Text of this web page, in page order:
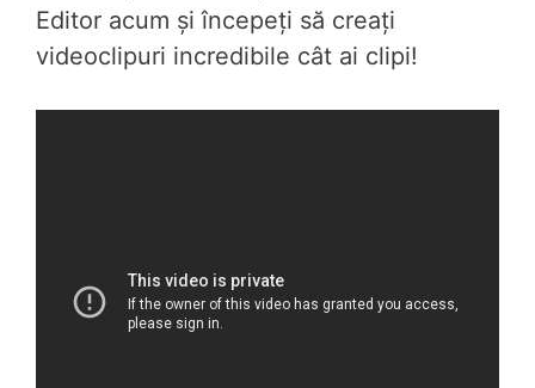
Editor acum și începeți să creați
videoclipuri incredibile cât ai clipi!